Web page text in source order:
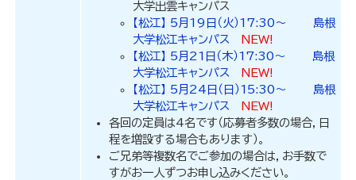
大学出雲キャンパス
【松江】 5月19日（火）17:30～ 島根
大学松江キャンパス
NEW!
【松江】 5月21日（木）17:30～ 島根
大学松江キャンパス
NEW!
【松江】 5月24日（日）15:30～ 島根
大学松江キャンパス
NEW!
各回の定員は4名です（応募者多数の場合，日
程を増設する場合もあります）。
ご兄弟等複数名でご参加の場合は，お手数で
すがお一人ずつお申し込みください。